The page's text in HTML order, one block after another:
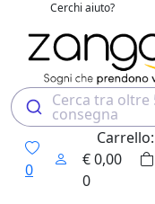
Cerchi aiuto?
Cerca tra
consegna
0
Carrello:
€0,00
0